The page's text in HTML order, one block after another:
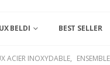
BELDI BEST SELLER
ACIER INOXYDABLE,